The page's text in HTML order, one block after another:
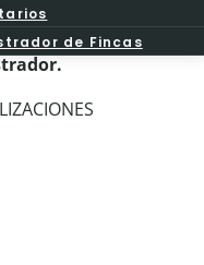
de Fincas
hasta un 30%